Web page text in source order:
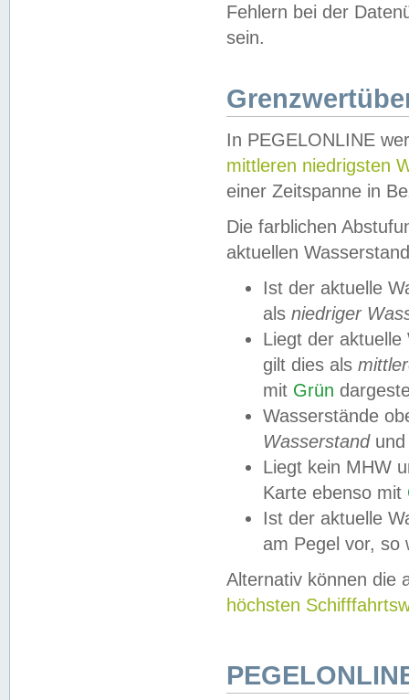
Fehlern bei der
sein.
In PEGELONLINE
mittleren niedrigsten
einer Zeitspanne in
Die farblichen
aktuellen
Ist der aktuelle
als niedriger
Liegt der
gilt dies als
mit Grün
Wasserstände
Wasserstandund
Liegt kein MHW
Karte ebenso mit
Ist der aktuelle
am Pegel vor,
Alternativ können die
höchsten